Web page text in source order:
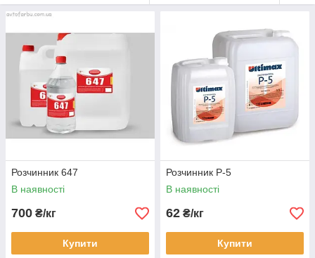
Розчинник 647
В наявності
700 ₴/кг
Купити
Розчинник Р-5
В наявності
62 ₴/кг
Купити